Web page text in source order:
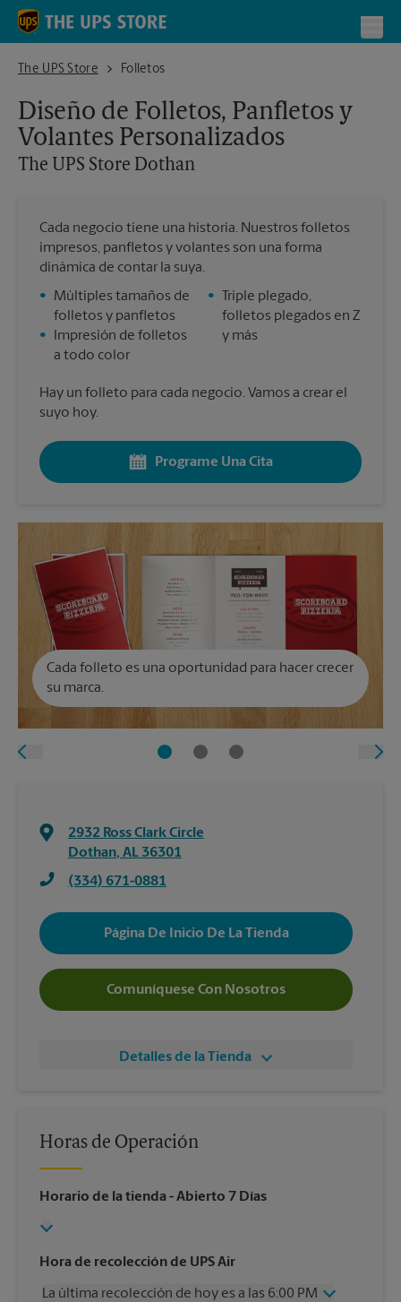
Skip to content
Return to Nav
The UPS Store
The UPS Store DothanFolletos
Diseño de Folletos, Panfletos y
Volantes Personalizados
The UPS Store Dothan
Cada negocio tiene una historia. Nuestros folletos
impresos, panfletos y volantes son una forma
dinámica de contar la suya.
•
Múltiples tamaños de
folletos y panfletos
•
Impresión de folletos
a todo color
•
Triple plegado,
folletos plegados en Z
y más
Hay un folleto para cada negocio. Vamos a crear el
suyo hoy.
Programe Una Cita
Cada folleto es una oportunidad para hacer crecer
su marca.
2932 Ross Clark Circle
Dothan, AL 36301
(334) 671-0881
Página De Inicio De La Tienda
Comuníquese Con Nosotros
Detalles de la Tienda
Horas de Operación
Horario de la tienda - Abierto 7 Días
Hora de recolección de UPS Air
La última recolección de hoy es a las 6:00 PM